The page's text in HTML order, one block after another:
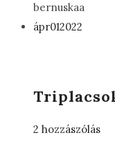
bernuskaa
ápr012022
2 hozzászólás